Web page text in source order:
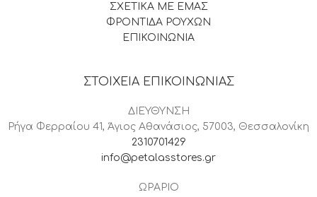
ΣΧΕΤΙΚΑ ΜΕ ΕΜΑΣ
ΦΡΟΝΤΙΔΑ ΡΟΥΧΩΝ
ΕΠΙΚΟΙΝΩΝΙΑ
ΣΤΟΙΧΕΙΑ ΕΠΙΚΟΙΝΩΝΙΑΣ
ΔΙΕΥΘΥΝΣΗ
Ρήγα Φερραίου 41, Άγιος Αθανάσιος, 57003, Θεσσαλονίκη
2310701429
info@petalasstores.gr
ΩΡΑΡΙΟ